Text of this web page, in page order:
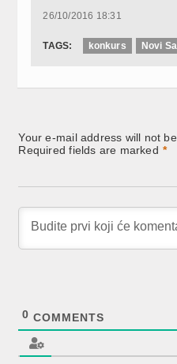
26/10/2016 18:31
TAGS: konkurs Novi
Your e-mail address will not
Required fields are marked *
0 COMMENTS